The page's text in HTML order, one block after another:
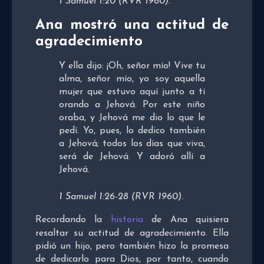
Ana mostró una actitud de
agradecimiento
Y ella dijo: ¡Oh, señor mío! Vive tu
alma, señor mío, yo soy aquella
mujer que estuvo aquí junto a ti
orando a Jehová. Por este niño
oraba, y Jehová me dio lo que le
pedí. Yo, pues, lo dedico también
a Jehová; todos los días que viva,
será de Jehová. Y adoró allí a
Jehová.
1 Samuel 1:26-28 (RVR 1960).
Recordando la historia de Ana quisiera
resaltar su actitud de agradecimiento. Ella
pidió un hijo, pero también hizo la promesa
de dedicarlo para Dios, por tanto, cuando